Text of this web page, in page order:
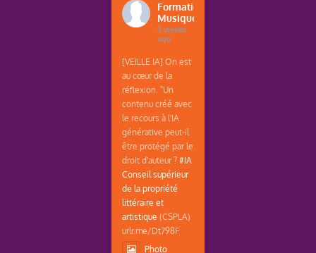
Formations
Musique
3 weeks
ago
[VEILLE IA] On est
au cœur de la
réflexion. "Un
contenu créé avec
le recours à l'IA
générative peut-il
être protégé par le
droit d'auteur ?#IA
Conseil supérieur
de la propriété
littéraire et
artistique (CSPLA)
urlr.me/Dt798F
Photo